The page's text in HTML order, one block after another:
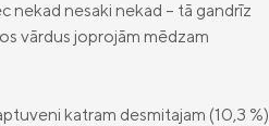
nekad nesaki nekad – tā gandrīz
vārdus joprojām mēdzam
katram desmitajam (10,3 %)